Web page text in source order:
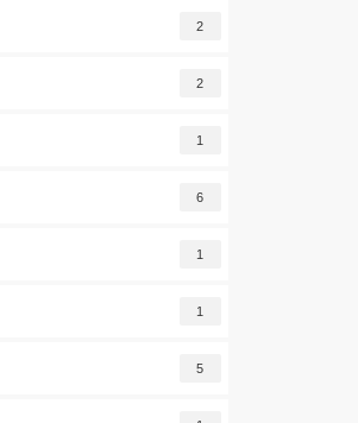
2
2
1
6
1
1
5